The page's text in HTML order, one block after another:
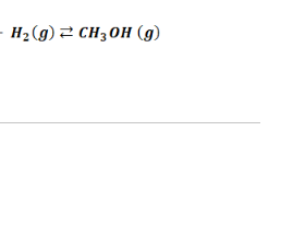
sistema no se desplazará. Un
en el equilibrio. Por tanto, no